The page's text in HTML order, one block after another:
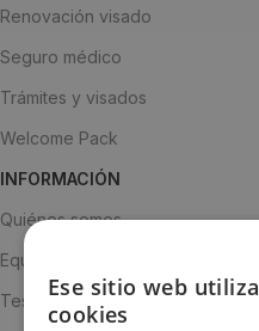
Renovación visado
Seguro médico
Trámites y visados
Welcome Pack
INFORMACIÓN
Quiénes somos
Equipo
TestimoniosEse sitio web utiliza
cookies